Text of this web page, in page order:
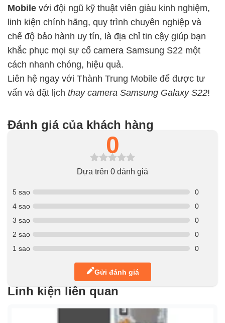
Mobile với đội ngũ kỹ thuật viên giàu kinh nghiệm,
linh kiện chính hãng, quy trình chuyên nghiệp và
chế độ bảo hành uy tín, là địa chỉ tin cậy giúp bạn
khắc phục mọi sự cố camera Samsung S22 một
cách nhanh chóng, hiệu quả.
Liên hệ ngay với Thành Trung Mobile để được tư
vấn và đặt lịch thay camera Samsung Galaxy S22!
Đánh giá của khách hàng
0
Dựa trên 0 đánh giá
5 sao
0
4 sao
0
3 sao
0
2 sao
0
1 sao
0
Gửi đánh giá
Linh kiện liên quan